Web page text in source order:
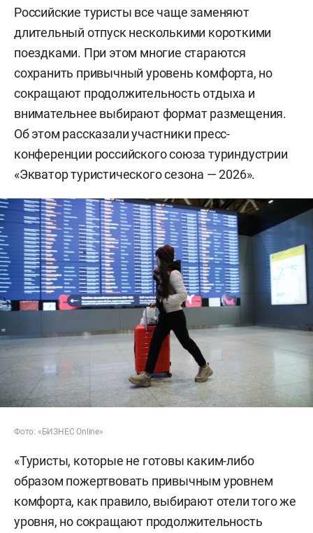
Российские туристы все чаще заменяют
длительный отпуск несколькими короткими
поездками. При этом многие стараются
сохранить привычный уровень комфорта, но
сокращают продолжительность отдыха и
внимательнее выбирают формат размещения.
Об этом рассказали участники пресс-
конференции российского союза туриндустрии
«Экватор туристического сезона — 2026».
Фото: «БИЗНЕС Online»
«Туристы, которые не готовы каким-либо
образом пожертвовать привычным уровнем
комфорта, как правило, выбирают отели того же
уровня, но сокращают продолжительность